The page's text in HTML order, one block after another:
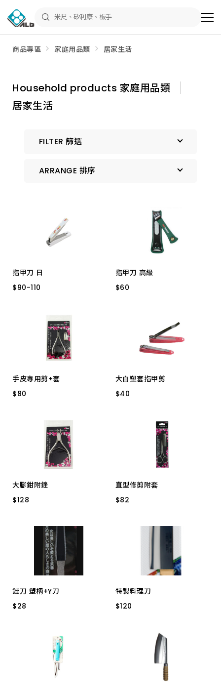
Shop
商
專
具、
商品專區 家庭用品類 居家生活
Household products 家庭用品類
居家生活
FILTER 篩選
ARRANGE 排序
上架時間 由新到舊
產品價格 從低到高
產品價格 從高到低
指甲刀 日
$90-110
$90-110
KE-0042 300S
指甲刀 高級
$60
$60
手皮專用剪+套
$80
$80
大白塑套指甲剪
$40
$40
大腳鉗附銼
$128
$128
直型修剪附套
$82
$82
銼刀 塑柄+Y刀
$28
$28
特製料理刀
$120
$120
平 HO-9929